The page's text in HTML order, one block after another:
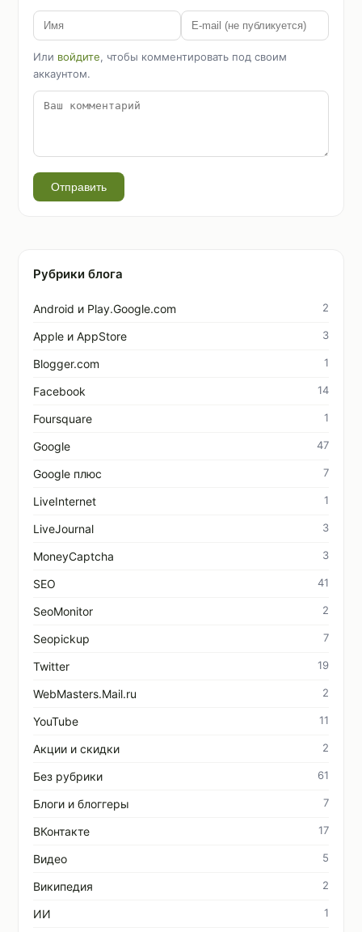
Или войдите, чтобы комментировать под своим
аккаунтом.
Отправить
Рубрики блога
Android и Play.Google.com 2
Apple и AppStore 3
Blogger.com 1
Facebook 14
Foursquare 1
Google 47
Google плюс 7
LiveInternet 1
LiveJournal 3
MoneyCaptcha 3
SEO 41
SeoMonitor 2
Seopickup 7
Twitter 19
WebMasters.Mail.ru 2
YouTube 11
Акции и скидки 2
Без рубрики 61
Блоги и блоггеры 7
ВКонтакте 17
Видео 5
Википедия 2
ИИ 1